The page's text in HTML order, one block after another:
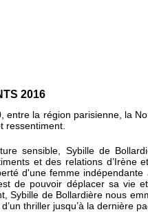
2016
entre la région parisienne, la
ressentiment.
sensible, Sybille de
et des relations d’Irène
d'une femme
de pouvoir déplacer sa vie
de Bollardière nous
thriller jusqu’à la dernière